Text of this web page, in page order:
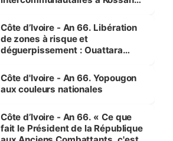
milieu des sinistrés
Côte d’Ivoire - An 66. Libération
de zones à risque et
déguerpissement : Ouattara
l'Etat de droit pour préserver les
vies humaines »
Côte d'Ivoire - An 66. Yopougon
aux couleurs nationales
Côte d’Ivoire - An 66. « Ce que
fait le Président de la République